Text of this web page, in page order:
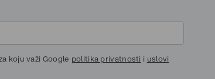
koju važi Google politika privatnosti i uslovi